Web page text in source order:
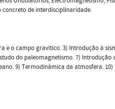
concreto de interdisciplinaridade.
e o campo gravítico. 3) Introdução à
do paleomagnetismo. 7)
9) Termodinâmica da atmosfera.